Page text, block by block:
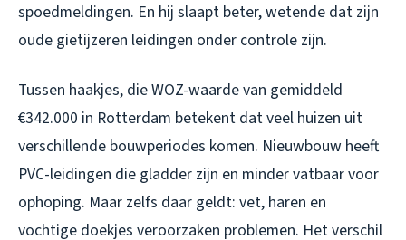
spoedmeldingen. En hij slaapt beter, wetende dat zijn
oude gietijzeren leidingen onder controle zijn.
Tussen haakjes, die WOZ-waarde van gemiddeld
€342.000 in Rotterdam betekent dat veel huizen uit
verschillende bouwperiodes komen. Nieuwbouw heeft
PVC-leidingen die gladder zijn en minder vatbaar voor
ophoping. Maar zelfs daar geldt: vet, haren en
vochtige doekjes veroorzaken problemen. Het verschil